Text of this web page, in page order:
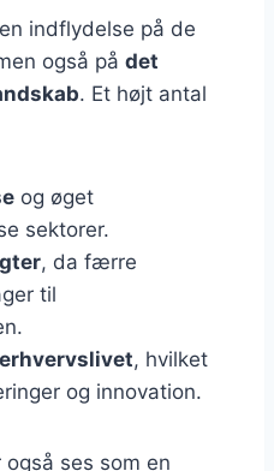
indflydelse på de
også på det
. Et højt antal
og øget
sektorer.
, da færre
til
, hvilket
og innovation.
ses som en